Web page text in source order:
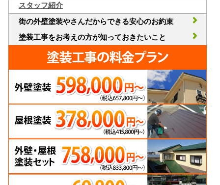
スタッフ紹介
街の外壁塗装やさんだからできる安心のお約束
塗装工事をお考えの方が知っておきたいこと